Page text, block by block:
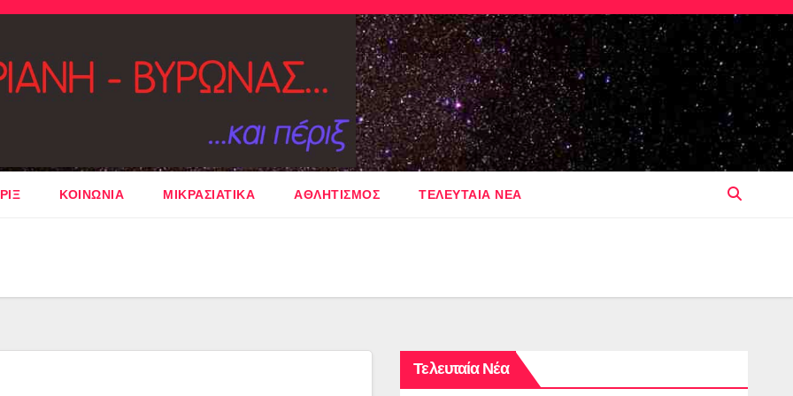
ΚΟΙΝΩΝΙΑ ΜΙΚΡΑΣΙΑΤΙΚΑ ΑΘΛΗΤΙΣΜΟΣ ΤΕΛΕΥΤΑΙΑ ΝΕΑ
Τελευταία Νέα